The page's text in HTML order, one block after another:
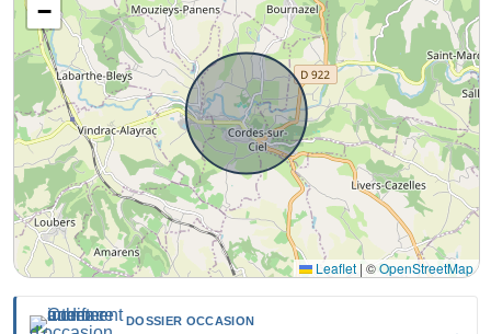
−
Leaflet | ©OpenStreetMap
DOSSIER OCCASION